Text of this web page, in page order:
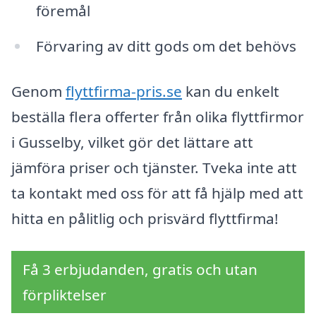
föremål
Förvaring av ditt gods om det behövs
Genom flyttfirma-pris.se kan du enkelt
beställa flera offerter från olika flyttfirmor
i Gusselby, vilket gör det lättare att
jämföra priser och tjänster. Tveka inte att
ta kontakt med oss för att få hjälp med att
hitta en pålitlig och prisvärd flyttfirma!
Få 3 erbjudanden, gratis och utan
förpliktelser